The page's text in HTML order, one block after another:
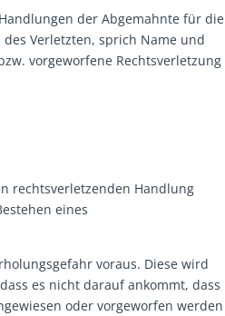
der Abgemahnte für die
Verletzten, sprich Name und
vorgeworfene Rechtsverletzung
rechtsverletzenden Handlung
eines
voraus. Diese wird
es nicht darauf ankommt, dass
oder vorgeworfen werden